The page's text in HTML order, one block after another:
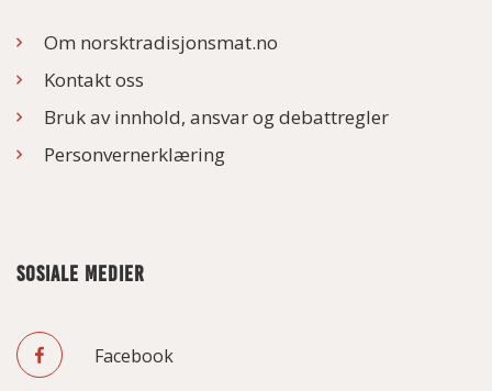
Om norsktradisjonsmat.no
Kontakt oss
Bruk av innhold, ansvar og debattregler
Personvernerklæring
SOSIALE MEDIER
Facebook